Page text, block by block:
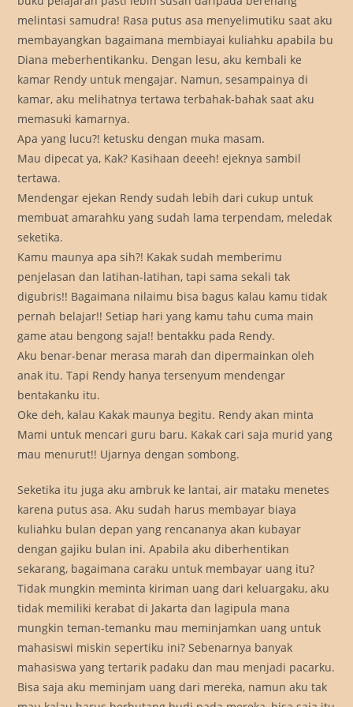
melintasi samudra! Rasa putus asa menyelimutiku saat aku
membayangkan bagaimana membiayai kuliahku apabila bu
Diana meberhentikanku. Dengan lesu, aku kembali ke
kamar Rendy untuk mengajar. Namun, sesampainya di
kamar, aku melihatnya tertawa terbahak-bahak saat aku
memasuki kamarnya.
Apa yang lucu?! ketusku dengan muka masam.
Mau dipecat ya, Kak? Kasihaan deeeh! ejeknya sambil
tertawa.
Mendengar ejekan Rendy sudah lebih dari cukup untuk
membuat amarahku yang sudah lama terpendam, meledak
seketika.
Kamu maunya apa sih?! Kakak sudah memberimu
penjelasan dan latihan-latihan, tapi sama sekali tak
digubris!! Bagaimana nilaimu bisa bagus kalau kamu tidak
pernah belajar!! Setiap hari yang kamu tahu cuma main
game atau bengong saja!! bentakku pada Rendy.
Aku benar-benar merasa marah dan dipermainkan oleh
anak itu. Tapi Rendy hanya tersenyum mendengar
bentakanku itu.
Oke deh, kalau Kakak maunya begitu. Rendy akan minta
Mami untuk mencari guru baru. Kakak cari saja murid yang
mau menurut!! Ujarnya dengan sombong.
Seketika itu juga aku ambruk ke lantai, air mataku menetes
karena putus asa. Aku sudah harus membayar biaya
kuliahku bulan depan yang rencananya akan kubayar
dengan gajiku bulan ini. Apabila aku diberhentikan
sekarang, bagaimana caraku untuk membayar uang itu?
Tidak mungkin meminta kiriman uang dari keluargaku, aku
tidak memiliki kerabat di Jakarta dan lagipula mana
mungkin teman-temanku mau meminjamkan uang untuk
mahasiswi miskin sepertiku ini? Sebenarnya banyak
mahasiswa yang tertarik padaku dan mau menjadi pacarku.
Bisa saja aku meminjam uang dari mereka, namun aku tak